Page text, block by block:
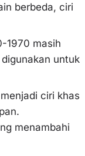
berbeda, ciri
1970 masih
untuk
ciri khas
menambahi